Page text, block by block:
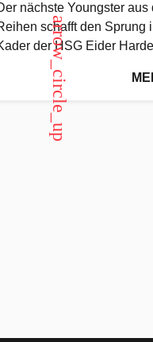
nächste Youngster aus
schafft den Sprung
der HSG Eider
Mumm in der neuen
arrow_circle_up